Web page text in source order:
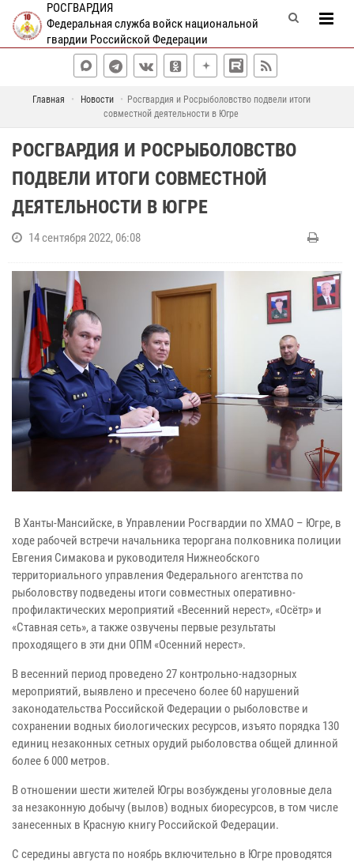
РОСГВАРДИЯ
Федеральная служба войск национальной
гвардии Российской Федерации
Главная Новости
Росгвардия и Росрыболовство подвели итоги
совместной деятельности в Югре
РОСГВАРДИЯ И РОСРЫБОЛОВСТВО
ПОДВЕЛИ ИТОГИ СОВМЕСТНОЙ
ДЕЯТЕЛЬНОСТИ В ЮГРЕ
14 сентября 2022, 06:08
В Ханты-Мансийске, в Управлении Росгвардии по ХМАО – Югре, в
ходе рабочей встречи начальника тероргана полковника полиции
Евгения Симакова и руководителя Нижнеобского
территориального управления Федерального агентства по
рыболовству подведены итоги совместных оперативно-
профилактических мероприятий «Весенний нерест», «Осётр» и
«Ставная сеть», а также озвучены первые результаты
проходящего в эти дни ОПМ «Осенний нерест».
В весенний период проведено 27 контрольно-надзорных
мероприятий, выявлено и пресечено более 60 нарушений
законодательства Российской Федерации о рыболовстве и
сохранении водных биологических ресурсов, изъято порядка 130
единиц незаконных сетных орудий рыболовства общей длинной
более 6 000 метров.
В отношении шести жителей Югры возбуждены уголовные дела
за незаконную добычу (вылов) водных биоресурсов, в том числе
занесенных в Красную книгу Российской Федерации.
С середины августа по ноябрь включительно в Югре проводятся